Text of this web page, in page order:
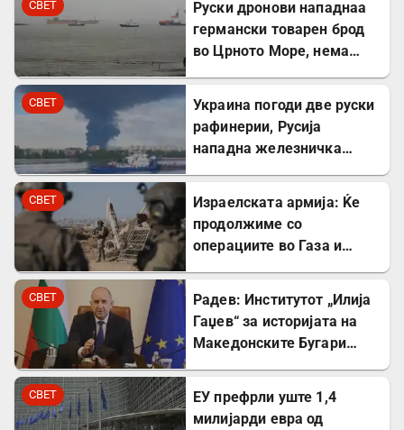
СВЕТ
Руски дронови нападнаа
германски товарен брод
во Црното Море, нема
СВЕТ
Украина погоди две руски
рафинерии, Русија
нападна железничка
СВЕТ
Израелската армија: Ќе
продолжиме со
операциите во Газа и
СВЕТ
Радев: Институтот „Илија
Гаџев“ за историјата на
Македонските Бугари
СВЕТ
ЕУ префрли уште 1,4
милијарди евра од